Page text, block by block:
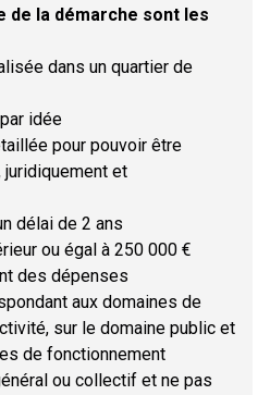
de la démarche sont les
dans un quartier de
idée
pour pouvoir être
juridiquement et
délai de 2 ans
ou égal à 250 000 €
des dépenses
aux domaines de
sur le domaine public et
de fonctionnement
ou collectif et ne pas